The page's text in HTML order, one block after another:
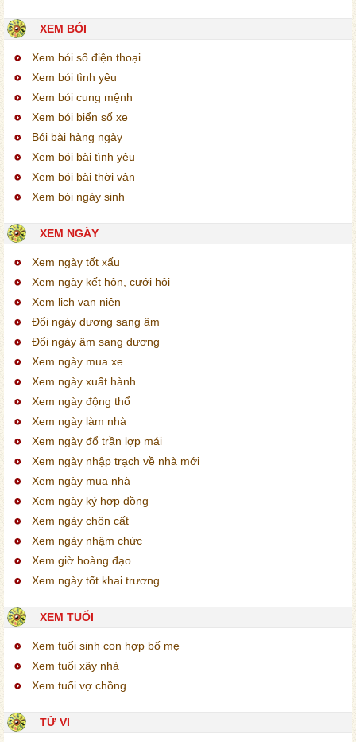
XEM BÓI
Xem bói số điện thoại
Xem bói tình yêu
Xem bói cung mệnh
Xem bói biển số xe
Bói bài hàng ngày
Xem bói bài tình yêu
Xem bói bài thời vận
Xem bói ngày sinh
XEM NGÀY
Xem ngày tốt xấu
Xem ngày kết hôn, cưới hỏi
Xem lịch vạn niên
Đổi ngày dương sang âm
Đổi ngày âm sang dương
Xem ngày mua xe
Xem ngày xuất hành
Xem ngày động thổ
Xem ngày làm nhà
Xem ngày đổ trần lợp mái
Xem ngày nhập trạch về nhà mới
Xem ngày mua nhà
Xem ngày ký hợp đồng
Xem ngày chôn cất
Xem ngày nhậm chức
Xem giờ hoàng đạo
Xem ngày tốt khai trương
XEM TUỔI
Xem tuổi sinh con hợp bố mẹ
Xem tuổi xây nhà
Xem tuổi vợ chồng
TỬ VI